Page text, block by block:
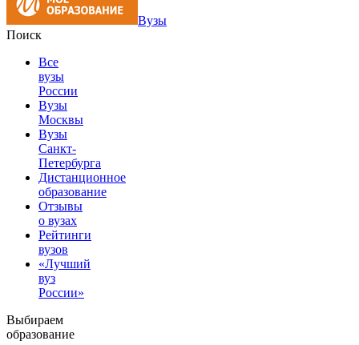
Вузы
Поиск
Все
вузы
России
Вузы
Москвы
Вузы
Санкт-
Петербурга
Дистанционное
образование
Отзывы
о вузах
Рейтинги
вузов
«Лучший
вуз
России»
Выбираем
образование